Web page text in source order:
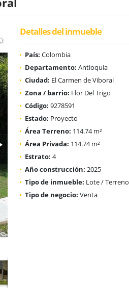
Detalles del inmueble
País: Colombia
Departamento: Antioquia
Ciudad: El Carmen de Viboral
Zona / barrio: Flor Del Trigo
Código: 9278591
Estado: Proyecto
Área Terreno: 114.74 m²
Área Privada: 114.74 m²
Estrato: 4
Año construcción: 2025
Tipo de inmueble: Lote / Terreno
Tipo de negocio: Venta